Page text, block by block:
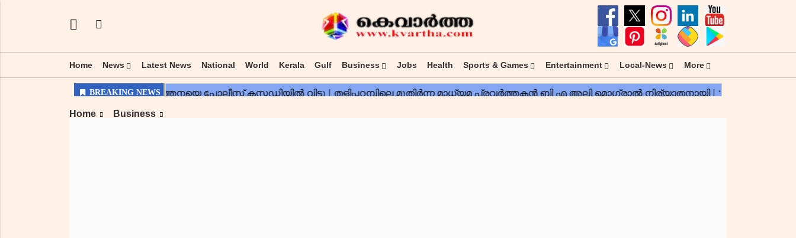
Home News Latest News National World Kerala Gulf Business Jobs Health Sports & Games Entertainment Local-News More
Home Business